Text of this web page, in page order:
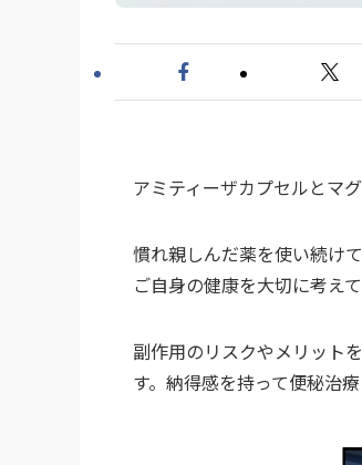
アミティーザカプセルとマ
慣れ親しんだ薬を使い続け
ご自身の健康を大切に考え
副作用のリスクやメリット
す。納得感を持って便秘治